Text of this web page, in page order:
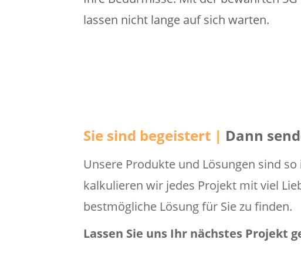
lassen nicht lange auf sich warten.
Sie sind begeistert | Dann
Unsere Produkte und Lösungen sind
kalkulieren wir jedes Projekt mit viel
bestmögliche Lösung für Sie zu finden.
Lassen Sie uns Ihr nächstes Projekt